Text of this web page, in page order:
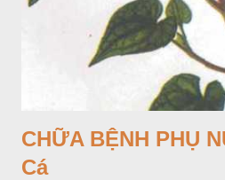
CHỮA BỆNH PHỤ
Cá